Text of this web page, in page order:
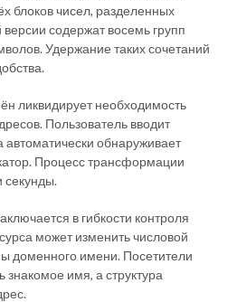
блоков чисел, разделенных
содержат восемь групп
Удержание таких сочетаний
ликвидирует необходимость
Пользователь вводит
автоматически обнаруживает
Процесс трансформации
секунды.
в гибкости контроля
может изменить числовой
доменного имени. Посетители
знакомое имя, а структура